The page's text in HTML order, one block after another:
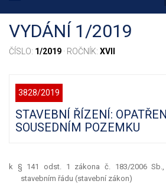
VYDÁNÍ 1/2019
ČÍSLO: 1/2019 · ROČNÍK: XVII
3828/2019
STAVEBNÍ ŘÍZENÍ:
SOUSEDNÍM POZEMKU
k § 141 odst. 1 zákona č. 183/2006
stavebním řádu (stavební zákon)